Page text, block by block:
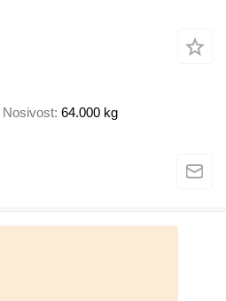
Nosivost 64.000 kg